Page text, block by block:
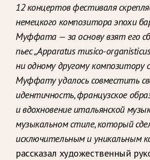
12 концертов фестиваля
немецкого композитора эпохи
Муффата — за основу взят его
пьес „Apparatus musico-
ни одному другому композитору
Муффату удалось совместить
идентичность, французское
и вдохновение итальянской
музыкальном стиле, который
исключительным и уникальным
рассказал художественный